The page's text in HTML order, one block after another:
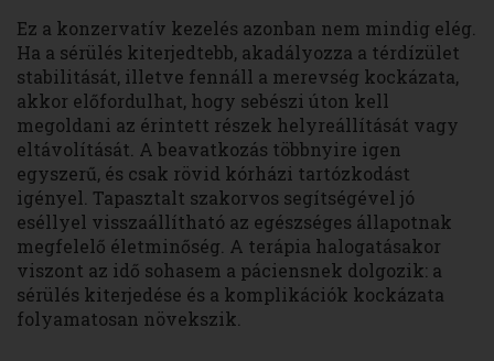
Ez a konzervatív kezelés azonban nem mindig elég.
Ha a sérülés kiterjedtebb, akadályozza a térdízület
stabilitását, illetve fennáll a merevség kockázata,
akkor előfordulhat, hogy sebészi úton kell
megoldani az érintett részek helyreállítását vagy
eltávolítását. A beavatkozás többnyire igen
egyszerű, és csak rövid kórházi tartózkodást
igényel. Tapasztalt szakorvos segítségével jó
eséllyel visszaállítható az egészséges állapotnak
megfelelő életminőség. A terápia halogatásakor
viszont az idő sohasem a páciensnek dolgozik: a
sérülés kiterjedése és a komplikációk kockázata
folyamatosan növekszik.